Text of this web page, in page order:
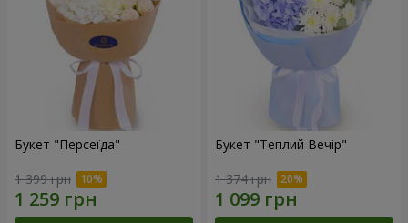
Букет "Персеїда"
1 399 грн
Букет "Теплий Вечір"
1 374 грн